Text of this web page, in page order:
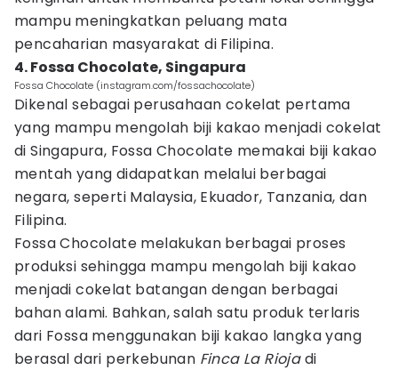
mampu meningkatkan peluang mata
pencaharian masyarakat di Filipina.
4. Fossa Chocolate, Singapura
Fossa Chocolate (instagram.com/fossachocolate)
Dikenal sebagai perusahaan cokelat pertama
yang mampu mengolah biji kakao menjadi cokelat
di Singapura, Fossa Chocolate memakai biji kakao
mentah yang didapatkan melalui berbagai
negara, seperti Malaysia, Ekuador, Tanzania, dan
Filipina.
Fossa Chocolate melakukan berbagai proses
produksi sehingga mampu mengolah biji kakao
menjadi cokelat batangan dengan berbagai
bahan alami. Bahkan, salah satu produk terlaris
dari Fossa menggunakan biji kakao langka yang
berasal dari perkebunan Finca La Riojadi